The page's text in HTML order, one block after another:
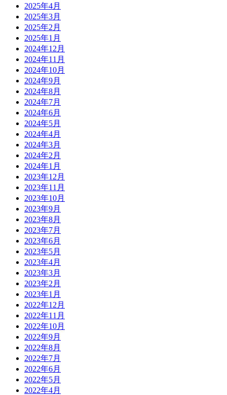
2025年4月
2025年3月
2025年2月
2025年1月
2024年12月
2024年11月
2024年10月
2024年9月
2024年8月
2024年7月
2024年6月
2024年5月
2024年4月
2024年3月
2024年2月
2024年1月
2023年12月
2023年11月
2023年10月
2023年9月
2023年8月
2023年7月
2023年6月
2023年5月
2023年4月
2023年3月
2023年2月
2023年1月
2022年12月
2022年11月
2022年10月
2022年9月
2022年8月
2022年7月
2022年6月
2022年5月
2022年4月